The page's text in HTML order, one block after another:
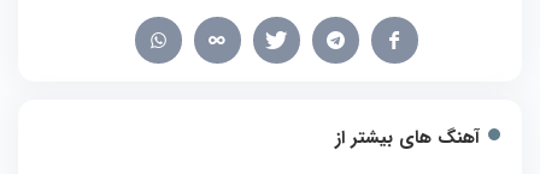
آهنگ های بیشتر از